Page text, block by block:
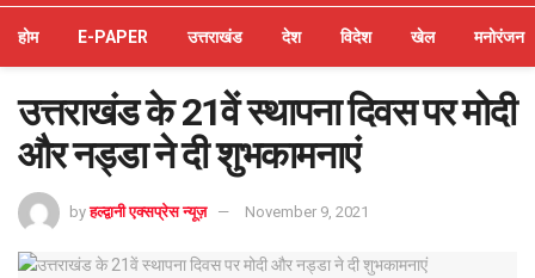
होम E-PAPER उत्तराखंड देश विदेश खेल मनोरंजन
उत्तराखंड के 21वें स्थापना दिवस पर मोदी
और नड्डा ने दी शुभकामनाएं
by हल्द्वानी एक्सप्रेस न्यूज़ November 9, 2021